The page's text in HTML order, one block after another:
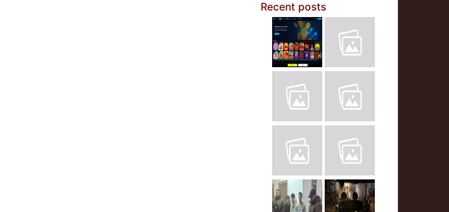
Recent posts